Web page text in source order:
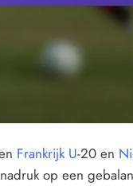
Frankrijk U-20 en
op een